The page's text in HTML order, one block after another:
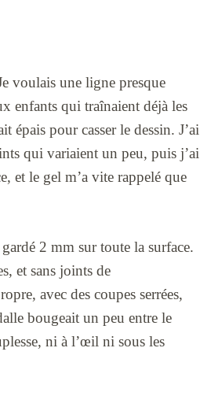
voulais une ligne presque
enfants qui traînaient déjà les
épais pour casser le dessin. J’ai
qui variaient un peu, puis j’ai
et le gel m’a vite rappelé que
2 mm sur toute la surface.
et sans joints de
avec des coupes serrées,
bougeait un peu entre le
ni à l’œil ni sous les